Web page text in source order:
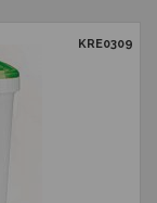
KRE0309